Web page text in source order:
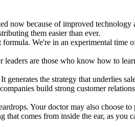
now because of improved technology
them easier than ever.
We're in an experimental time
leaders are those who know how to
It generates the strategy that underlies
build strong customer
Your doctor may also choose to
that comes from inside the ear, as you